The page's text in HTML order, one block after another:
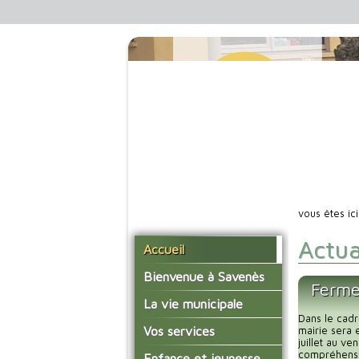
Accueil
Bienvenue à Savenès
Situer Savenès
Savenès en chiffre
L'histoire du village
La vie municipale
Vos élus
Les compte-rendus du
Vos services
La mairie
vous êtes
Dans le
mairie sera
juillet au